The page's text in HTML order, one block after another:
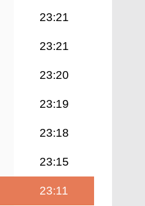
23:21
23:21
23:20
23:19
23:18
23:15
23:11